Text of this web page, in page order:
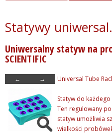
+ Butle, butelki, tryskaw...
+ Life Science
+ Naczynia miarowe
+ Pobieranie próbek
+ Pojemniki, naczynia, ku...
+ Pozostałe produkty
Statywy
Uniwersalny statyw na
SCIENTIFIC
← → Universal Tube
Statyw do
Ten regulowany
statyw umożliwia
wielkości